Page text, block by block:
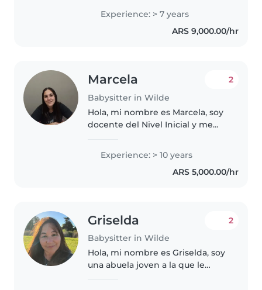
con los niños cuando los cuido,
tengo horario disponible full
time. Si queres saber..
Experience: > 7 years
ARS 9,000.00/hr
Marcela
Babysitter in Wilde
2
Hola, mi nombre es Marcela, soy
docente del Nivel Inicial y me
responsable, creativa y puntual,
cuento con disponibilidad
Experience: > 10 years
ARS 5,000.00/hr
Griselda
Babysitter in Wilde
2
Hola, mi nombre es Griselda, soy
una abuela joven a la que le